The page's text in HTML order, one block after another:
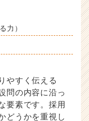
力）
やすく伝える
問の内容に沿っ
要素です。採用
どうかを重視し